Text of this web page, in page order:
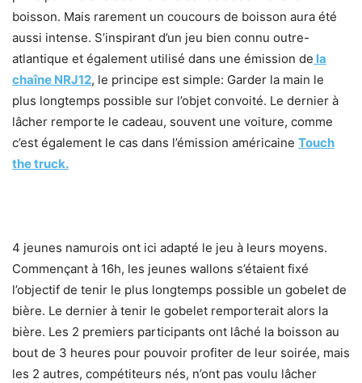
boisson. Mais rarement un coucours de boisson aura été
aussi intense. S’inspirant d’un jeu bien connu outre-
atlantique et également utilisé dans une émission de la
chaîne NRJ12, le principe est simple: Garder la main le
plus longtemps possible sur l’objet convoité. Le dernier à
lâcher remporte le cadeau, souvent une voiture, comme
c’est également le cas dans l’émission américaine Touch
the truck.
4 jeunes namurois ont ici adapté le jeu à leurs moyens.
Commençant à 16h, les jeunes wallons s’étaient fixé
l’objectif de tenir le plus longtemps possible un gobelet de
bière. Le dernier à tenir le gobelet remporterait alors la
bière. Les 2 premiers participants ont lâché la boisson au
bout de 3 heures pour pouvoir profiter de leur soirée, mais
les 2 autres, compétiteurs nés, n’ont pas voulu lâcher